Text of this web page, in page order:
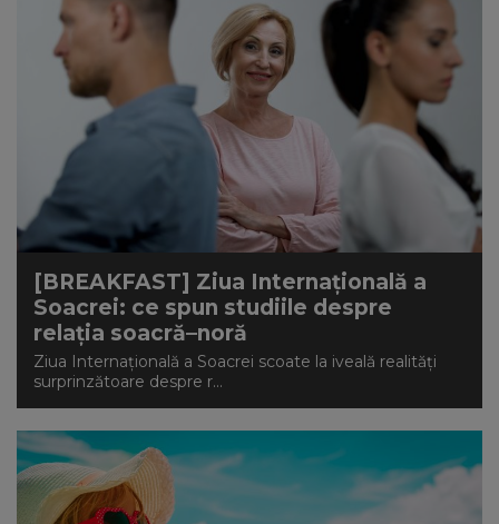
[BREAKFAST] Ziua Internațională a
Soacrei: ce spun studiile despre
relația soacră–noră
Ziua Internațională a Soacrei scoate la iveală realități
surprinzătoare despre r...